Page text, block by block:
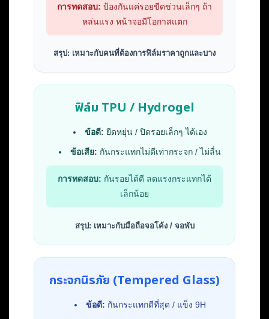
การทดสอบ: ป้องกันแค่รอยขีดข่วนเล็กๆ ถ้า
หล่นแรง หน้าจอมีโอกาสแตก
สรุป: เหมาะกับคนที่ต้องการฟิล์มราคาถูกและบาง
ฟิล์ม TPU / Hydrogel
ข้อดี: ยืดหยุ่น / ปิดรอยเล็กๆ ได้เอง
ข้อเสีย: กันกระแทกไม่ดีเท่ากระจก / ไม่ลื่น
การทดสอบ: กันรอยได้ดี ลดแรงกระแทกได้
เล็กน้อย
สรุป: เหมาะกับมือถือจอโค้ง / จอพับ
กระจกนิรภัย (Tempered Glass)
ข้อดี: กันกระแทกดีที่สุด / แข็ง 9H